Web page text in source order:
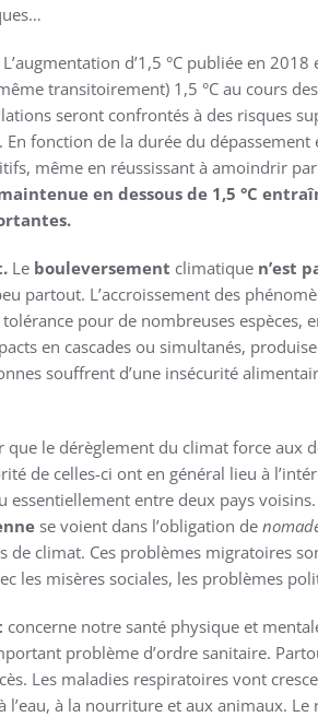
L’augmentation d’1,5 °C publiée en
transitoirement) 1,5 °C au cours
seront confrontés à des risques
En fonction de la durée du
même en réussissant à amoindrir
en dessous de 1,5 °C
Le bouleversement climatique n’est
partout. L’accroissement des
pour de nombreuses espèces,
en cascades ou simultanés,
souffrent d’une insécurité
que le dérèglement du climat force aux
de celles-ci ont en général lieu à
essentiellement entre deux pays
se voient dans l’obligation de
de climat. Ces problèmes migratoires
les misères sociales, les problèmes
concerne notre santé physique et
problème d’ordre sanitaire.
Les maladies respiratoires vont
l’eau, à la nourriture et aux animaux.